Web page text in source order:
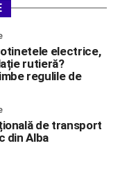
electrice,
rutieră?
regulile de
de transport
din Alba